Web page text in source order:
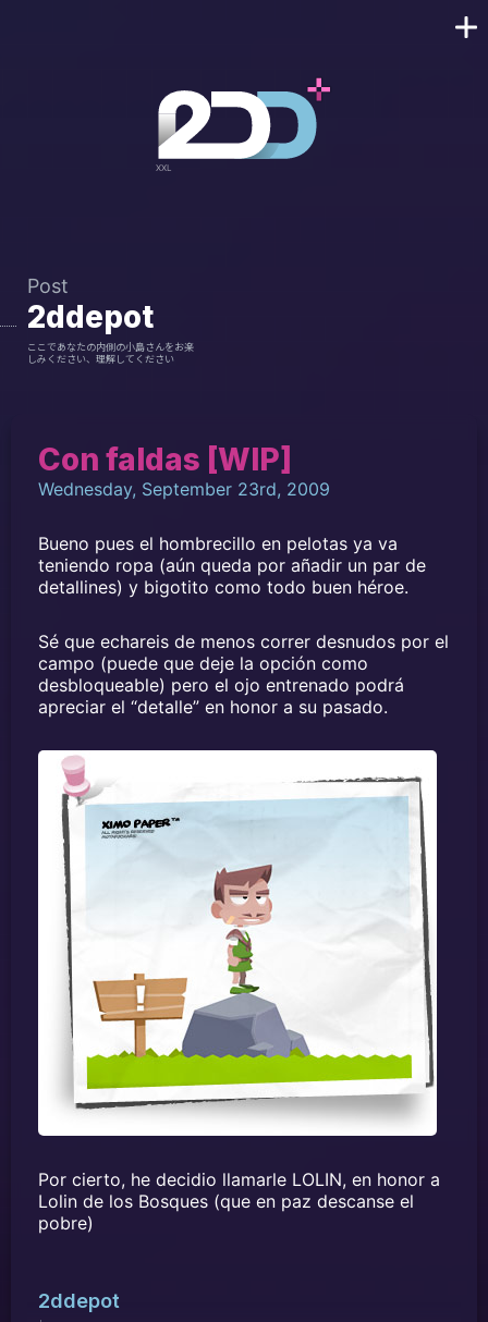
Post
2ddepot
ここであなたの内側の小島さんをお楽
しみください、理解してください
Con faldas [WIP]
Wednesday, September 23rd, 2009
Bueno pues el hombrecillo en pelotas ya va
teniendo ropa (aún queda por añadir un par de
detallines) y bigotito como todo buen héroe.
Sé que echareis de menos correr desnudos por el
campo (puede que deje la opción como
desbloqueable) pero el ojo entrenado podrá
apreciar el “detalle” en honor a su pasado.
Por cierto, he decidio llamarle LOLIN, en honor a
Lolin de los Bosques (que en paz descanse el
pobre)
2ddepot